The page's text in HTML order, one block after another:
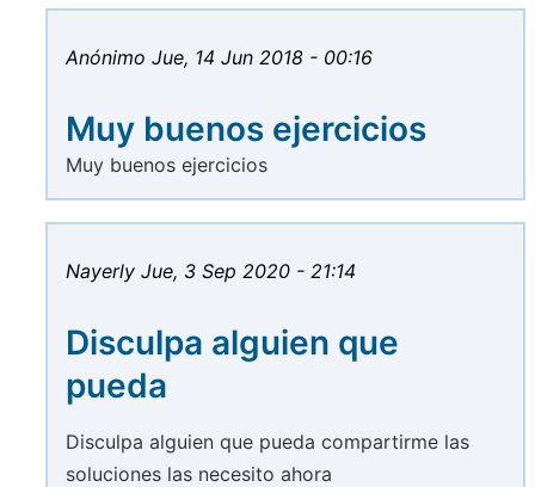
Anónimo Jue, 14 Jun 2018 - 00:16
Muy buenos ejercicios
Muy buenos ejercicios
Nayerly Jue, 3 Sep 2020 - 21:14
Disculpa alguien que
pueda
Disculpa alguien que pueda compartirme las
soluciones las necesito ahora